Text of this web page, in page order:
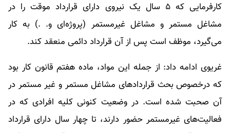
کارفرمایی که ۵ سال یک نیروی دارای قرارداد موقت را در
مشاغل مستمر و مشاغل غیرمستمر (پروژه‌ای و. .) به کار
می‌گیرد، موظف است پس از آن قرارداد دائمی منعقد کند.
غریوی ادامه داد: از جمله این مواد، ماده هفتم قانون کار بود
که درخصوص بحث قراردادهای مشاغل مستمر و غیر مستمر در
آن صحبت شده است. در وضعیت کنونی کلیه افرادی که در
فعالیت‌های غیرمستمر حضور دارند، تا چهار سال دارای قرارداد